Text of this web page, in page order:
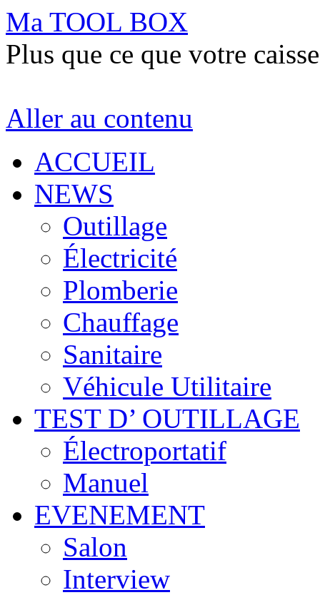
Ma TOOL BOX
Plus que ce que votre
Aller au contenu
ACCUEIL
NEWS
Outillage
Électricité
Plomberie
Chauffage
Sanitaire
Véhicule Utilitaire
TEST D’ OUTILLAGE
Électroportatif
Manuel
EVENEMENT
Salon
Interview